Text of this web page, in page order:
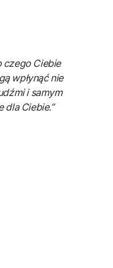
czego Ciebie
wpłynąć nie
i samym
Ciebie.”